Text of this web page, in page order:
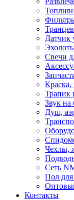
Датчик
Cвечи
Краска,
Трапик
Звук на
Душ,
Чехлы,
Сеть
Пол
Контакты